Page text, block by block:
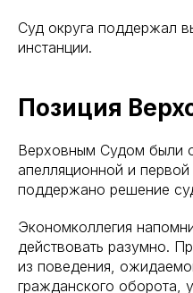
Суд округа поддержал
инстанции.
Позиция
Верховным Судом были
апелляционной и
поддержано решение
Экономколлегия
действовать разумно.
из поведения,
гражданского оборота,